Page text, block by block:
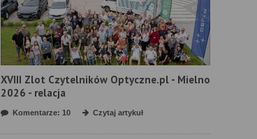
XVIII Zlot Czytelników Optyczne.pl - Mielno
2026 - relacja
Komentarze: 10 Czytaj artykuł